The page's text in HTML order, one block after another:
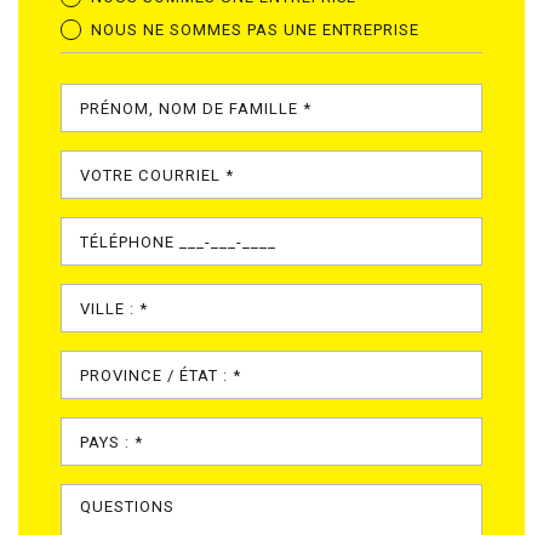
NOUS NE SOMMES PAS UNE ENTREPRISE